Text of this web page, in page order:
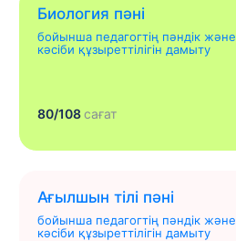
Биология пәні
бойынша педагогтің пәндік және
кәсіби құзыреттілігін дамыту
80/108сағат
Ағылшын тілі пәні
бойынша педагогтің пәндік және
кәсіби құзыреттілігін дамыту